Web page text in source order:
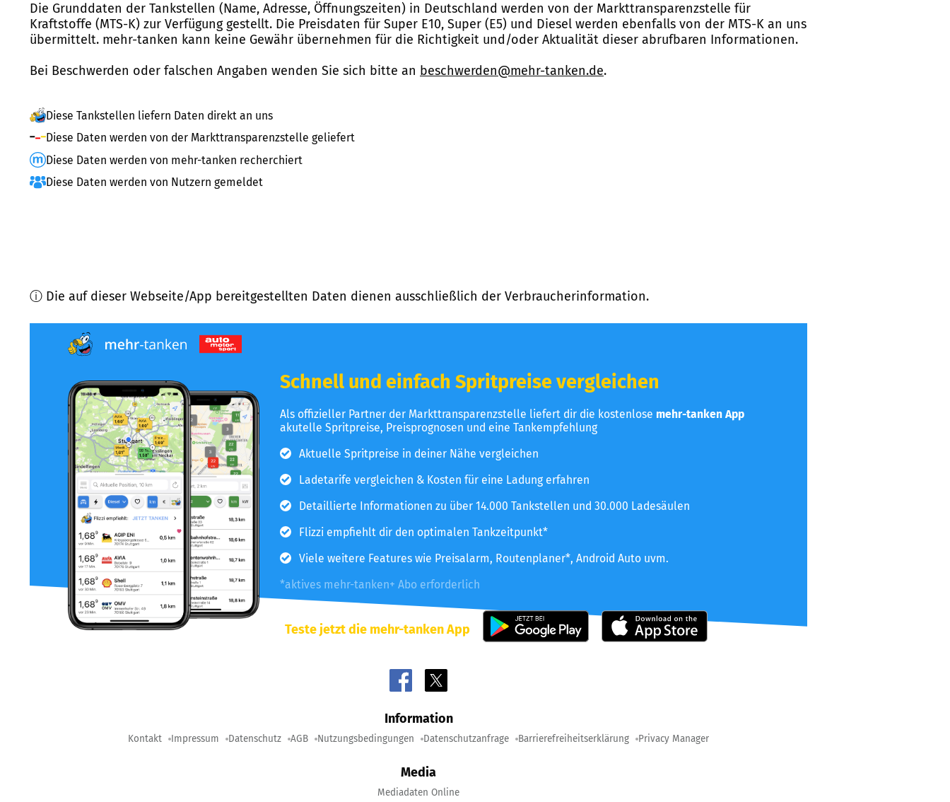
Die Grunddaten der Tankstellen (Name, Adresse, Öffnungszeiten) in Deutschland werden von der Markttransparenzstelle für
Kraftstoffe (MTS-K) zur Verfügung gestellt. Die Preisdaten für Super E10, Super (E5) und Diesel werden ebenfalls von der MTS-K an uns
übermittelt. mehr-tanken kann keine Gewähr übernehmen für die Richtigkeit und/oder Aktualität dieser abrufbaren Informationen.
Bei Beschwerden oder falschen Angaben wenden Sie sich bitte an beschwerden@mehr-tanken.de.
Diese Tankstellen liefern Daten direkt an uns
Diese Daten werden von der Markttransparenzstelle geliefert
Diese Daten werden von mehr-tanken recherchiert
Diese Daten werden von Nutzern gemeldet
ⓘ Die auf dieser Webseite/App bereitgestellten Daten dienen ausschließlich der Verbraucherinformation.
Schnell und einfach Spritpreise vergleichen
Als offizieller Partner der Markttransparenzstelle liefert dir die kostenlose mehr-tanken App
akutelle Spritpreise, Preisprognosen und eine Tankempfehlung
Aktuelle Spritpreise in deiner Nähe vergleichen
Ladetarife vergleichen & Kosten für eine Ladung erfahren
Detaillierte Informationen zu über 14.000 Tankstellen und 30.000 Ladesäulen
Flizzi empfiehlt dir den optimalen Tankzeitpunkt*
Viele weitere Features wie Preisalarm, Routenplaner*, Android Auto uvm.
*aktives mehr-tanken+ Abo erforderlich
Teste jetzt die mehr-tanken App
Information
Kontakt Impressum Datenschutz AGB Nutzungsbedingungen Datenschutzanfrage Barrierefreiheitserklärung Privacy Manager
Media
Mediadaten Online